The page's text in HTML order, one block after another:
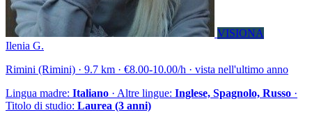
VISIONA
Ilenia G.
Rimini (Rimini) · 9.7 km · €8.00-10.00/h · vista nell'ultimo anno
Lingua madre: Italiano · Altre lingue: Inglese, Spagnolo, Russo ·
Titolo di studio: Laurea (3 anni)